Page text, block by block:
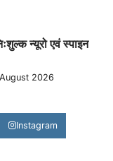
न्यूरो एवं स्पाइन
2026
Instagram